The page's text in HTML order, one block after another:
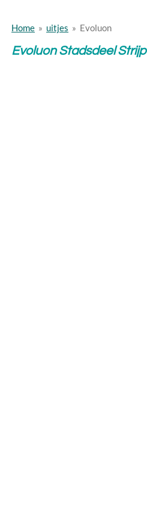
Home » uitjes » Evoluon
Evoluon Stadsdeel Strijp